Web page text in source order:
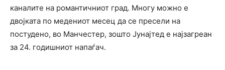
каналите на романтичниот град. Многу можно е
двојката по медениот месец да се пресели на
постудено, во Манчестер, зошто Јунајтед е најзагреан
за 24. годишниот напаѓач.